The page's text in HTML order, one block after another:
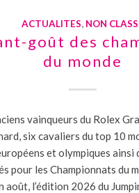
ACTUALITES, NON
goût des
du monde
vainqueurs du Rolex
six cavaliers du top 10
et olympiques ainsi
pour les Championnats du
août, l’édition 2026 du